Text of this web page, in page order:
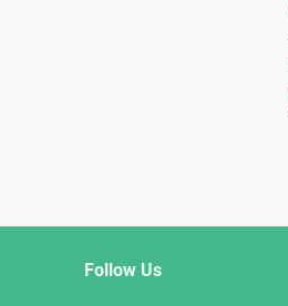
Follow Us